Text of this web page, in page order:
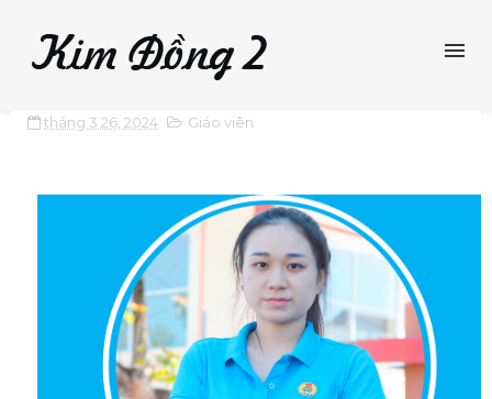
tháng 3 26, 2024 Giáo viên